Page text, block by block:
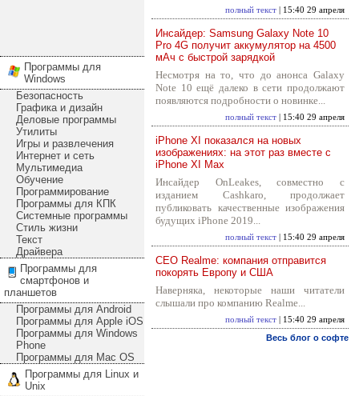
Программы для
Windows
Безопасность
Графика и дизайн
Деловые программы
Утилиты
Игры и развлечения
Интернет и сеть
Мультимедиа
Обучение
Программирование
Программы для КПК
Системные программы
Стиль жизни
Текст
Драйвера
Программы для
смартфонов и
планшетов
Программы для Android
Программы для Apple iOS
Программы для Windows
Phone
Программы для Mac OS
Программы для Linux и
Unix
полный текст | 15:40 29 апреля
Инсайдер: Samsung Galaxy Note 10
Pro 4G получит аккумулятор на 4500
мАч с быстрой зарядкой
Несмотря на то, что до анонса Galaxy
Note 10 ещё далеко в сети продолжают
появляются подробности о новинке...
полный текст | 15:40 29 апреля
iPhone XI показался на новых
изображениях: на этот раз вместе с
iPhone XI Max
Инсайдер OnLeakes, совместно с
изданием Cashkaro, продолжает
публиковать качественные изображения
будущих iPhone 2019...
полный текст | 15:40 29 апреля
CEO Realme: компания отправится
покорять Европу и США
Наверняка, некоторые наши читатели
слышали про компанию Realme...
полный текст | 15:40 29 апреля
Весь блог о софте